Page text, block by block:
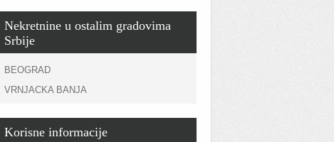
Nekretnine u ostalim gradovima
Srbije
BEOGRAD
VRNJACKA BANJA
Korisne informacije